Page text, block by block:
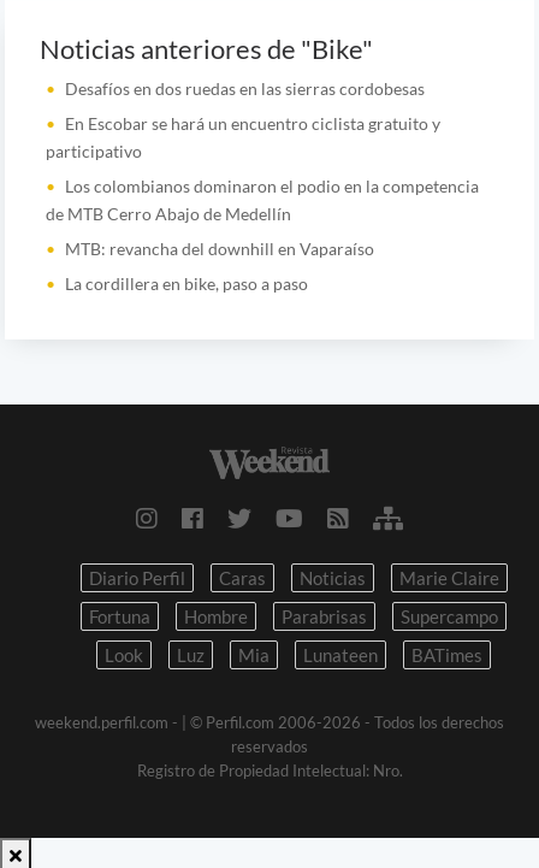
Noticias anteriores de "Bike"
Desafíos en dos ruedas en las sierras cordobesas
En Escobar se hará un encuentro ciclista gratuito y
participativo
Los colombianos dominaron el podio en la competencia
de MTB Cerro Abajo de Medellín
MTB: revancha del downhill en Vaparaíso
La cordillera en bike, paso a paso
Diario Perfil Caras Noticias
Marie Claire
Fortuna
Hombre Parabrisas
Supercampo
Look
Luz Mia Lunateen BATimes
weekend.perfil.com -
| © Perfil.com 2006-2026 - Todos los derechos
reservados
Registro de Propiedad Intelectual: Nro.